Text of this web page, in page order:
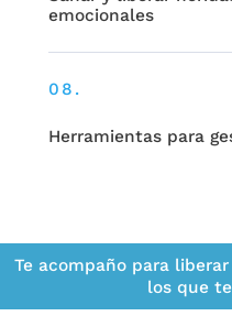
emocionales
08.
Herramientas para
Te acompaño para
los que